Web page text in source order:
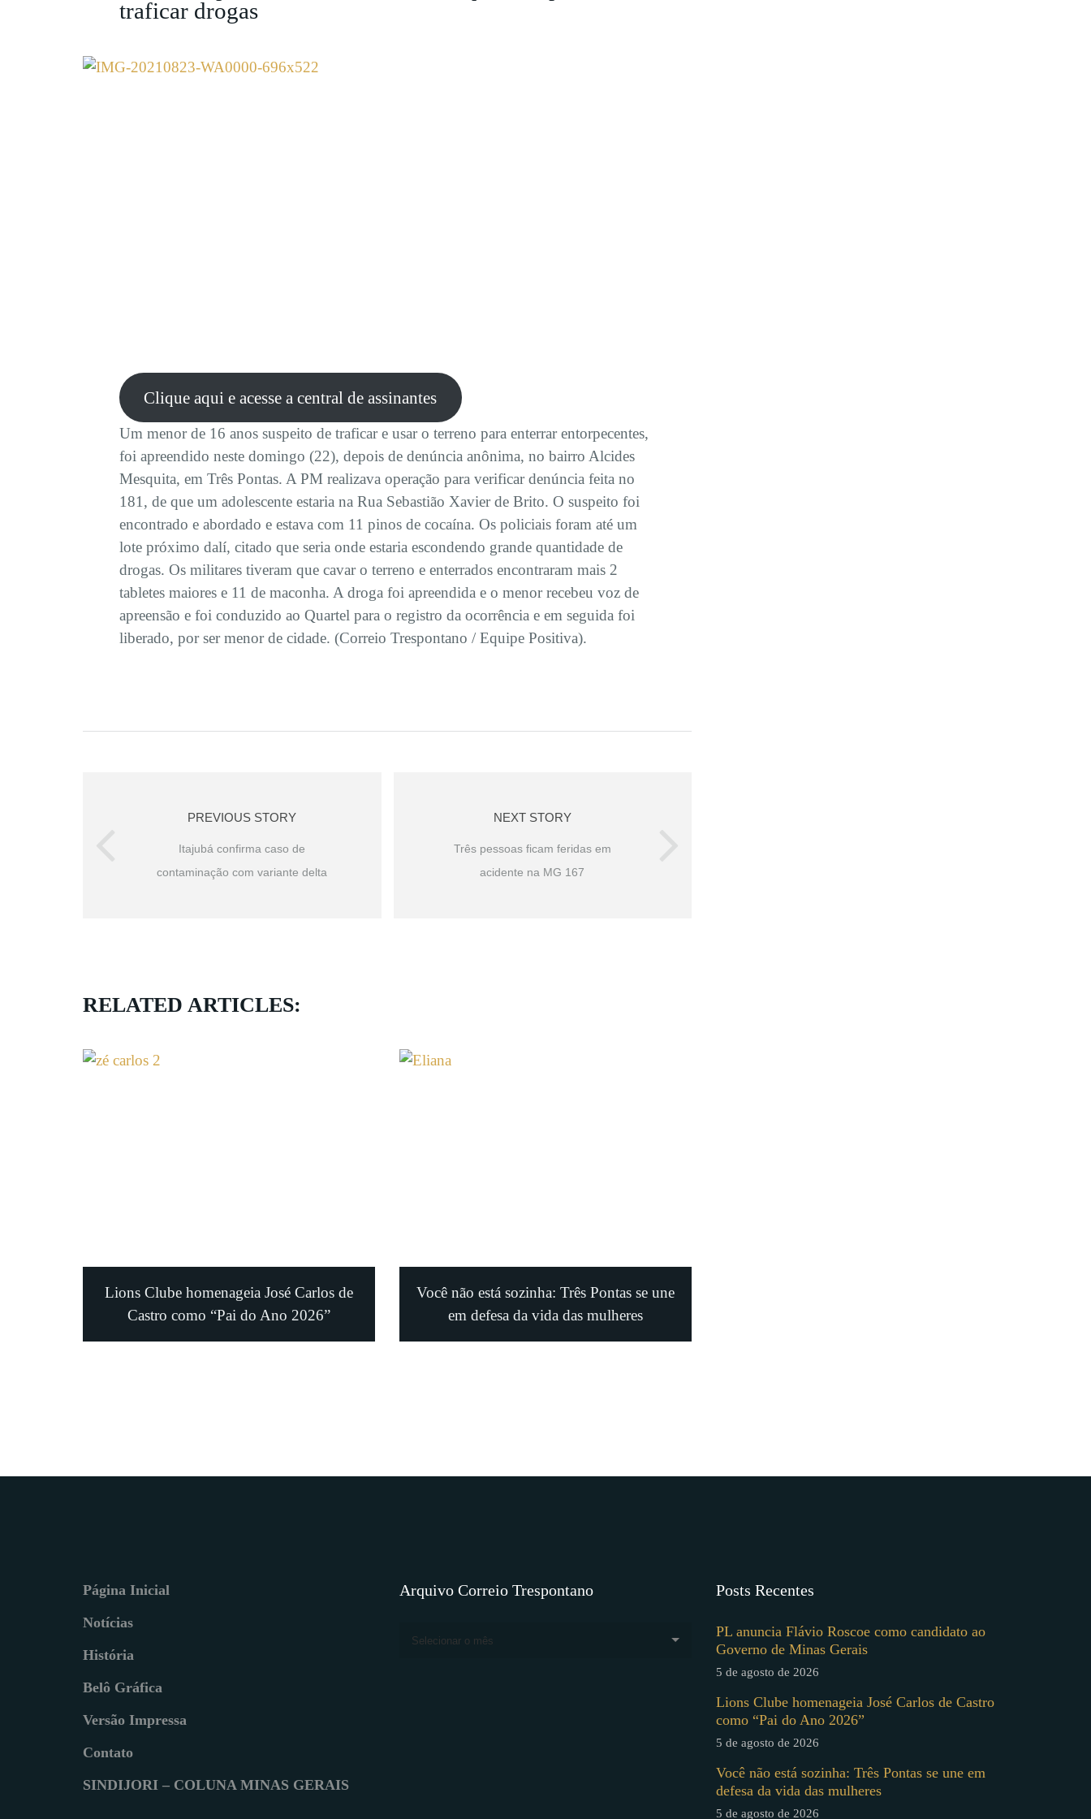
traficar drogas
Clique aqui e acesse a central de assinantes
Um menor de 16 anos suspeito de traficar e usar o terreno para enterrar entorpecentes,
foi apreendido neste domingo (22), depois de denúncia anônima, no bairro Alcides
Mesquita, em Três Pontas. A PM realizava operação para verificar denúncia feita no
181, de que um adolescente estaria na Rua Sebastião Xavier de Brito. O suspeito foi
encontrado e abordado e estava com 11 pinos de cocaína. Os policiais foram até um
lote próximo dalí, citado que seria onde estaria escondendo grande quantidade de
drogas. Os militares tiveram que cavar o terreno e enterrados encontraram mais 2
tabletes maiores e 11 de maconha. A droga foi apreendida e o menor recebeu voz de
apreensão e foi conduzido ao Quartel para o registro da ocorrência e em seguida foi
liberado, por ser menor de cidade. (Correio Trespontano / Equipe Positiva).
PREVIOUS STORY
Itajubá confirma caso de
contaminação com variante delta
NEXT STORY
Três pessoas ficam feridas em
acidente na MG 167
RELATED ARTICLES:
Lions Clube homenageia José Carlos de
Castro como “Pai do Ano 2026”
Você não está sozinha: Três Pontas se une
em defesa da vida das mulheres
Página Inicial
Notícias
História
Belô Gráfica
Versão Impressa
Contato
SINDIJORI – COLUNA MINAS GERAIS
Arquivo Correio Trespontano
Selecionar o mês
Posts Recentes
PL anuncia Flávio Roscoe como candidato ao
Governo de Minas Gerais
5 de agosto de 2026
Lions Clube homenageia José Carlos de Castro
como “Pai do Ano 2026”
5 de agosto de 2026
Você não está sozinha: Três Pontas se une em
defesa da vida das mulheres
5 de agosto de 2026